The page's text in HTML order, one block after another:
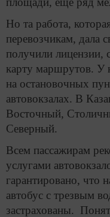
Но та работа,
перевозчикам, дала
получили лицензии,
карту маршрутов. У
на остановочных
автовокзалах. В
Восточный,
Северный.
Всем пассажирам
услугами
гарантировано, что
автобус с трезвым
застрахованы.